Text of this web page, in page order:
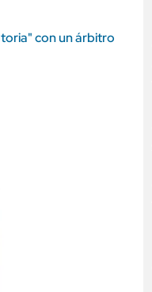
con un árbitro